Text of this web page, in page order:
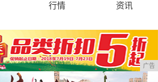
行情 资讯
广告